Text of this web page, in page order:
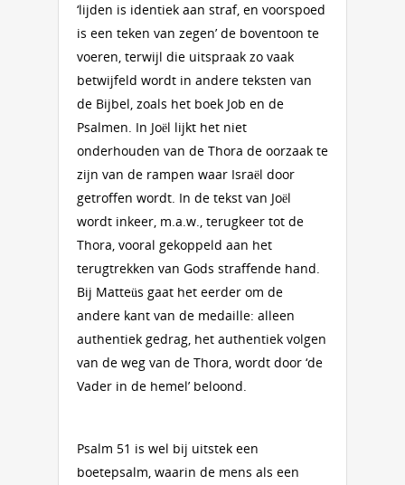
‘lijden is identiek aan straf, en voorspoed
is een teken van zegen’ de boventoon te
voeren, terwijl die uitspraak zo vaak
betwijfeld wordt in andere teksten van
de Bijbel, zoals het boek Job en de
Psalmen. In Joël lijkt het niet
onderhouden van de Thora de oorzaak te
zijn van de rampen waar Israël door
getroffen wordt. In de tekst van Joël
wordt inkeer, m.a.w., terugkeer tot de
Thora, vooral gekoppeld aan het
terugtrekken van Gods straffende hand.
Bij Matteüs gaat het eerder om de
andere kant van de medaille: alleen
authentiek gedrag, het authentiek volgen
van de weg van de Thora, wordt door ‘de
Vader in de hemel’ beloond.
Psalm 51 is wel bij uitstek een
boetepsalm, waarin de mens als een